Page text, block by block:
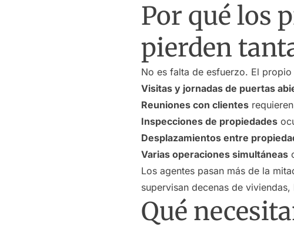
Por qué los
pierden
No es falta de esfuerzo. El
Visitas y jornadas de puertas
Reuniones con clientes
Inspecciones de propiedades
Desplazamientos entre
Varias operaciones simultáneas
Los agentes pasan más de la
supervisan decenas de
Qué